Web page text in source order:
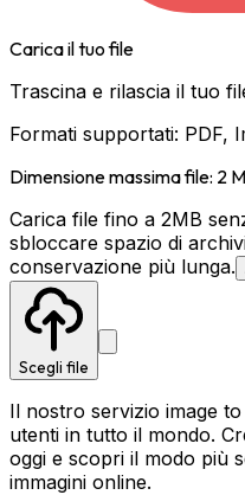
Carica il tuo file
Trascina e rilascia il tuo
Formati supportati: PDF,
Dimensione massima file: 2
Carica file fino a 2MB
sbloccare spazio di
conservazione più lunga.
Scegli file
Il nostro servizio image
utenti in tutto il mondo.
oggi e scopri il modo più
immagini online.